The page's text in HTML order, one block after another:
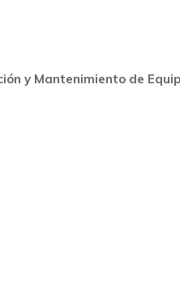
y Mantenimiento de